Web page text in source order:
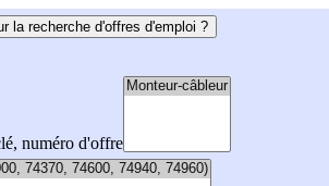
la recherche d'offres d'emploi ?
numéro d'offre